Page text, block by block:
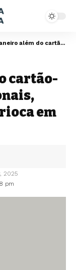
postal: bares tradicionais, Carnaval e cultura carioca em destaque
cartão-
em
pm
2025